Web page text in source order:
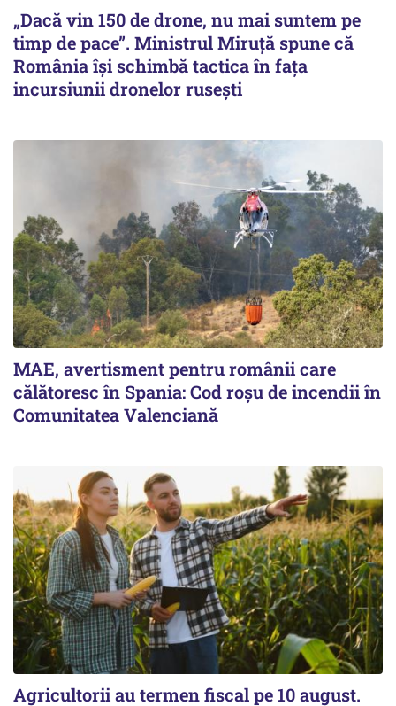
„Dacă vin 150 de drone, nu mai suntem pe
timp de pace”. Ministrul Miruţă spune că
România își schimbă tactica în fața
incursiunii dronelor rusești
MAE, avertisment pentru românii care
călătoresc în Spania: Cod roșu de incendii în
Comunitatea Valenciană
Agricultorii au termen fiscal pe 10 august.